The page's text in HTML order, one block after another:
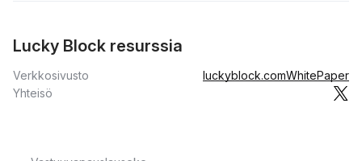
Lucky Block resurssia
Verkkosivusto luckyblock.comWhitePaper
Yhteisö